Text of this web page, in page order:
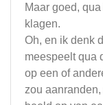
Maar goed,
klagen.
Oh, en ik denk
meespeelt qua
op een of
zou